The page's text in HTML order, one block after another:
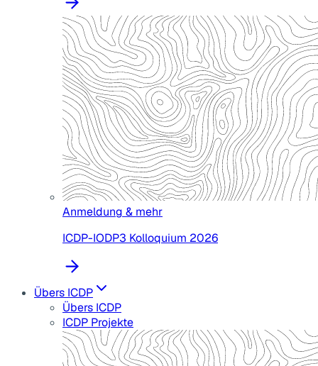
Anmeldung & mehr
ICDP-IODP3 Kolloquium 2026
Übers ICDP
Übers ICDP
ICDP Projekte